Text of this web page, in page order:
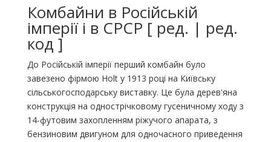
Комбайни в Російській
імперії і в СРСР [ ред. | ред.
код ]
До Російській імперії перший комбайн було
завезено фірмою Holt у 1913 році на Київську
сільськогосподарську виставку. Це була дерев'яна
конструкція на однострічковому гусеничному ходу з
14-футовим захопленням ріжучого апарата, з
бензиновим двигуном для одночасного приведення